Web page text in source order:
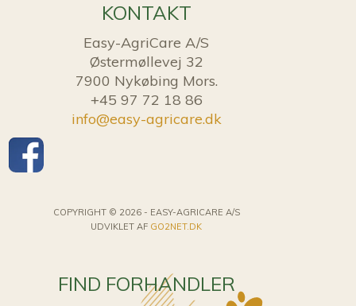
KONTAKT
Easy-AgriCare A/S
Østermøllevej 32
7900 Nykøbing Mors.
+45 97 72 18 86
info@easy-agricare.dk
COPYRIGHT © 2026 - EASY-AGRICARE A/S
UDVIKLET AF GO2NET.DK
FIND FORHANDLER